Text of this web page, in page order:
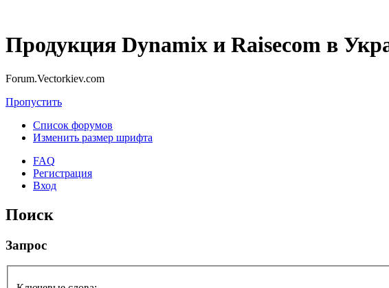
Продукция Dynamix и Raisecom в
Forum.Vectorkiev.com
Пропустить
Список форумов
Изменить размер шрифта
FAQ
Регистрация
Вход
Поиск
Запрос